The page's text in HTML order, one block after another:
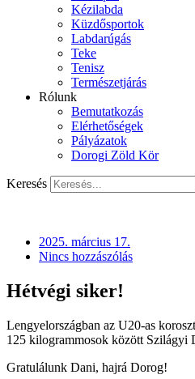
Kézilabda
Küzdősportok
Labdarúgás
Teke
Tenisz
Természetjárás
Rólunk
Bemutatkozás
Elérhetőségek
Pályázatok
Dorogi Zöld Kör
Keresés
2025. március 17.
Nincs hozzászólás
Hétvégi siker!
Lengyelországban az U20-as
125 kilogrammosok között Szilágyi
Gratulálunk Dani, hajrá Dorog!